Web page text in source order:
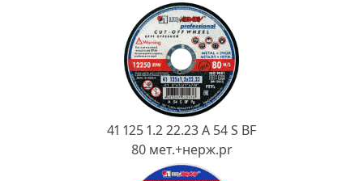
Огнеупорная SiC смесь
41 125 1.2 22.23 A 54 S BF
80 мет.+нерж.pr